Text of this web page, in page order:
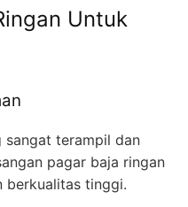
Untuk
terampil dan
pagar baja ringan
berkualitas tinggi.